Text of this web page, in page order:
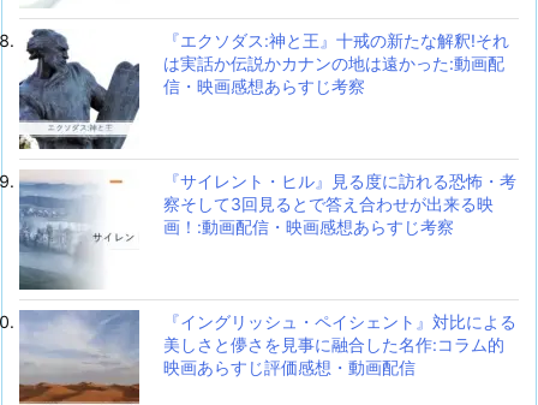
『エクソダス:神と王』十戒の新たな解釈!それ
は実話か伝説かカナンの地は遠かった:動画配
信・映画感想あらすじ考察
『サイレント・ヒル』見る度に訪れる恐怖・考
察そして3回見るとで答え合わせが出来る映
画！:動画配信・映画感想あらすじ考察
『イングリッシュ・ペイシェント』対比による
美しさと儚さを見事に融合した名作:コラム的
映画あらすじ評価感想・動画配信